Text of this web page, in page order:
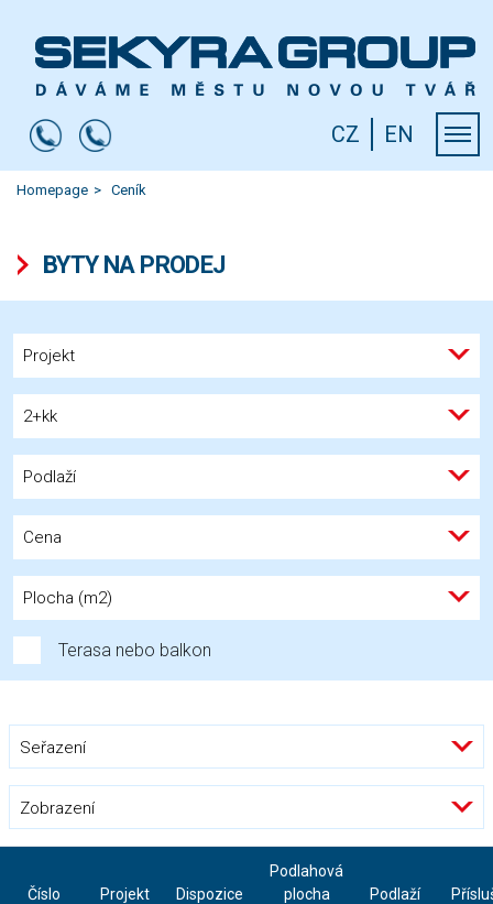
CZ EN
Homepage Ceník
BYTY NA PRODEJ
Projekt
2+kk
Podlaží
Cena
Plocha (m2)
Terasa nebo balkon
Seřazení
Zobrazení
Číslo Projekt Dispozice
Podlahová
plocha
Podlaží